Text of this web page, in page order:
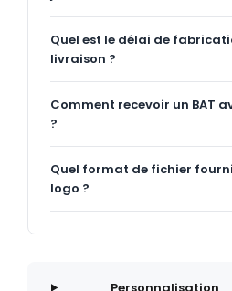
Quel est le délai de
livraison ?
Comment recevoir un BAT
?
Quel format de fichier
logo ?